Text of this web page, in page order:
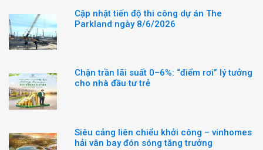
Cập nhật tiến độ thi công dự án The
Parkland ngày 8/6/2026
Chặn trần lãi suất 0–6%: “điểm rơi” lý tưởng
cho nhà đầu tư trẻ
Siêu cảng liên chiểu khởi công – vinhomes
hải vân bay đón sóng tăng trưởng